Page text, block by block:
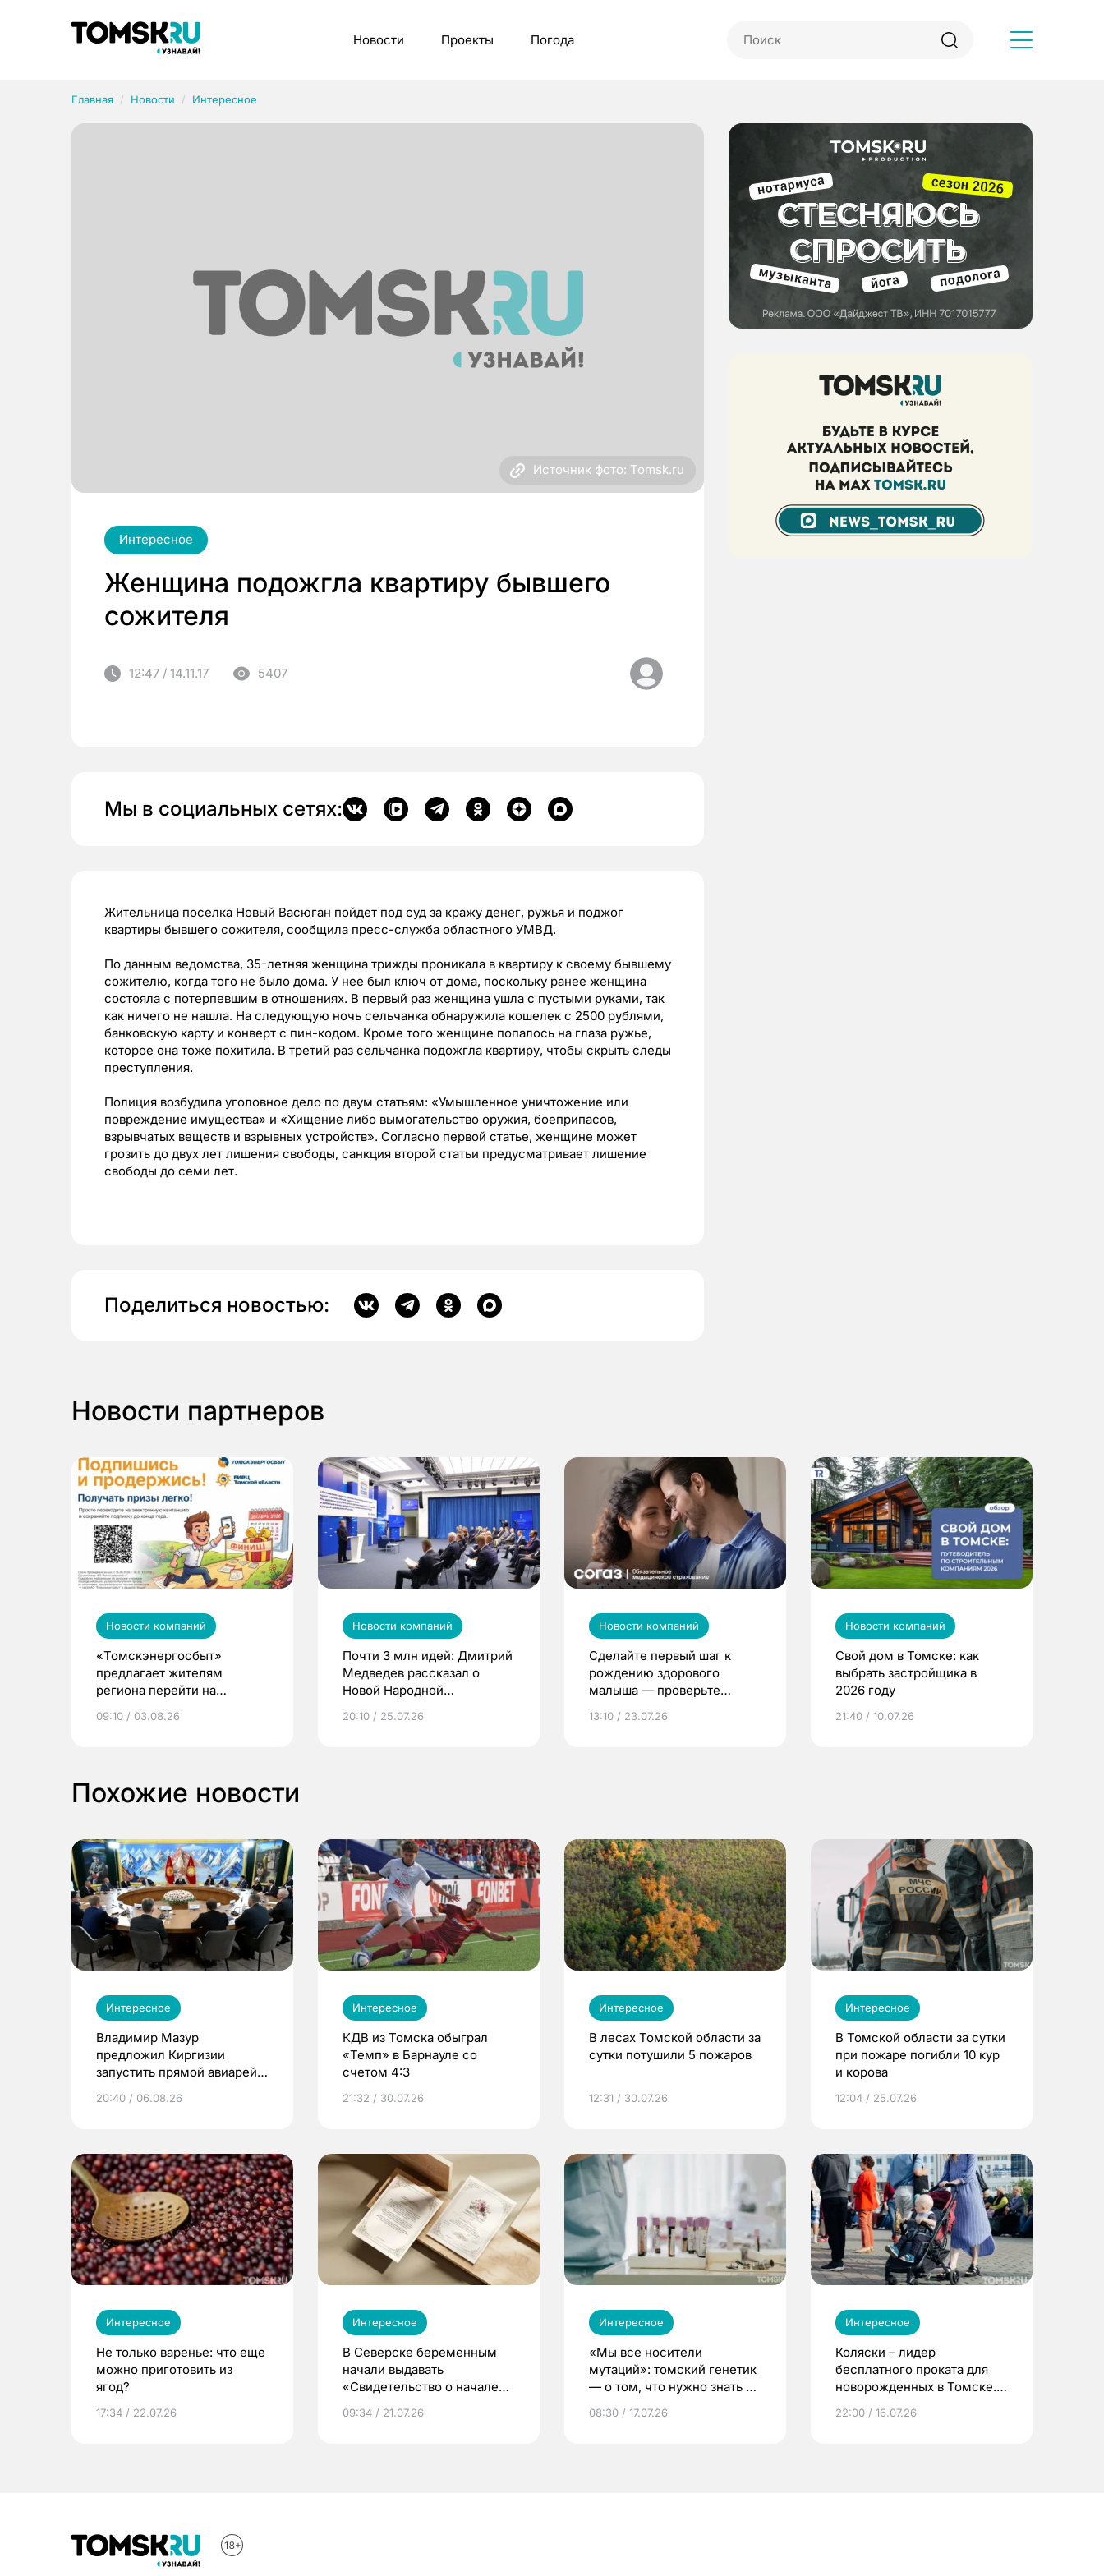
Новости Проекты Погода
Главная Новости Интересное
Источник фото: Tomsk.ru
Интересное
Женщина подожгла квартиру бывшего
сожителя
12:47 / 14.11.17 5407
Мы в социальных сетях:
Жительница поселка Новый Васюган пойдет под суд за кражу денег, ружья и поджог
квартиры бывшего сожителя, сообщила пресс-служба областного УМВД.
По данным ведомства, 35-летняя женщина трижды проникала в квартиру к своему бывшему
сожителю, когда того не было дома. У нее был ключ от дома, поскольку ранее женщина
состояла с потерпевшим в отношениях. В первый раз женщина ушла с пустыми руками, так
как ничего не нашла. На следующую ночь сельчанка обнаружила кошелек с 2500 рублями,
банковскую карту и конверт с пин-кодом. Кроме того женщине попалось на глаза ружье,
которое она тоже похитила. В третий раз сельчанка подожгла квартиру, чтобы скрыть следы
преступления.
Полиция возбудила уголовное дело по двум статьям: «Умышленное уничтожение или
повреждение имущества» и «Хищение либо вымогательство оружия, боеприпасов,
взрывчатых веществ и взрывных устройств». Согласно первой статье, женщине может
грозить до двух лет лишения свободы, санкция второй статьи предусматривает лишение
свободы до семи лет.
Поделиться новостью:
Новости партнеров
Новости компаний
«Томскэнергосбыт»
предлагает жителям
региона перейти на
выиграть призы
09:10 / 03.08.26
Новости компаний
Почти 3 млн идей: Дмитрий
Медведев рассказал о
Новой Народной
20:10 / 25.07.26
Новости компаний
Сделайте первый шаг к
рождению здорового
малыша — проверьте
по ОМС!
13:10 / 23.07.26
Новости компаний
Свой дом в Томске: как
выбрать застройщика в
2026 году
21:40 / 10.07.26
Похожие новости
Интересное
Владимир Мазур
предложил Киргизии
запустить прямой авиарейс
20:40 / 06.08.26
Интересное
КДВ из Томска обыграл
«Темп» в Барнауле со
счетом 4:3
21:32 / 30.07.26
Интересное
В лесах Томской области за
сутки потушили 5 пожаров
12:31 / 30.07.26
Интересное
В Томской области за сутки
при пожаре погибли 10 кур
и корова
12:04 / 25.07.26
Интересное
Не только варенье: что еще
можно приготовить из
ягод?
17:34 / 22.07.26
Интересное
В Северске беременным
начали выдавать
«Свидетельство о начале
09:34 / 21.07.26
Интересное
«Мы все носители
мутаций»: томский генетик
— о том, что нужно знать до
08:30 / 17.07.26
Интересное
Коляски – лидер
бесплатного проката для
новорожденных в Томске.
22:00 / 16.07.26
Рубрики